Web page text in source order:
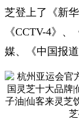
芝登上了《新
《CCTV-4》
媒、《中国报